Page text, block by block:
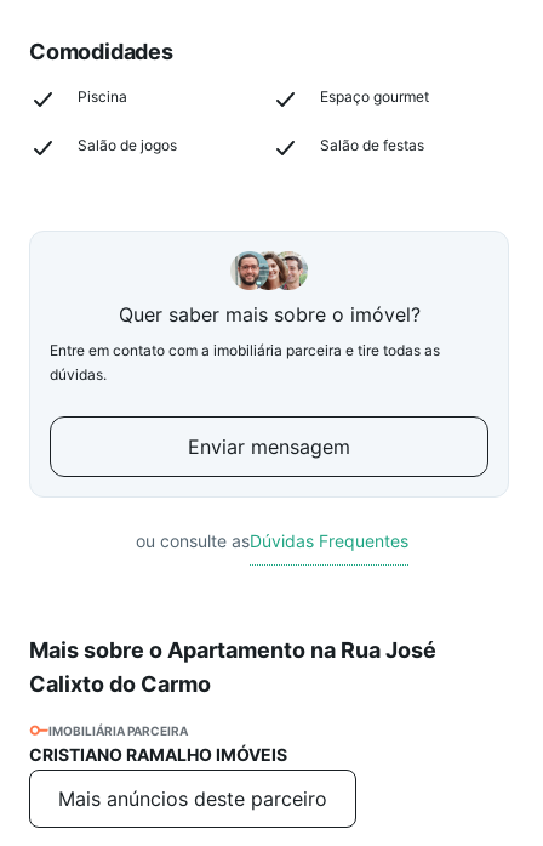
Comodidades
Piscina Espaço gourmet
Salão de jogos Salão de festas
Quer saber mais sobre o imóvel?
Entre em contato com a imobiliária parceira e tire todas as
dúvidas.
Enviar mensagem
ou consulte asDúvidas Frequentes
Mais sobre o Apartamento na Rua José
Calixto do Carmo
IMOBILIÁRIA PARCEIRA
CRISTIANO RAMALHO IMÓVEIS
Mais anúncios deste parceiro